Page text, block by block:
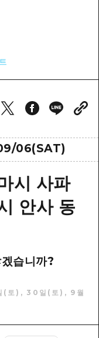
부
부
패스
Wi-Fi
06(SAT)
시 사파
안사 동
습니까?
(토), 30일(토), 9월